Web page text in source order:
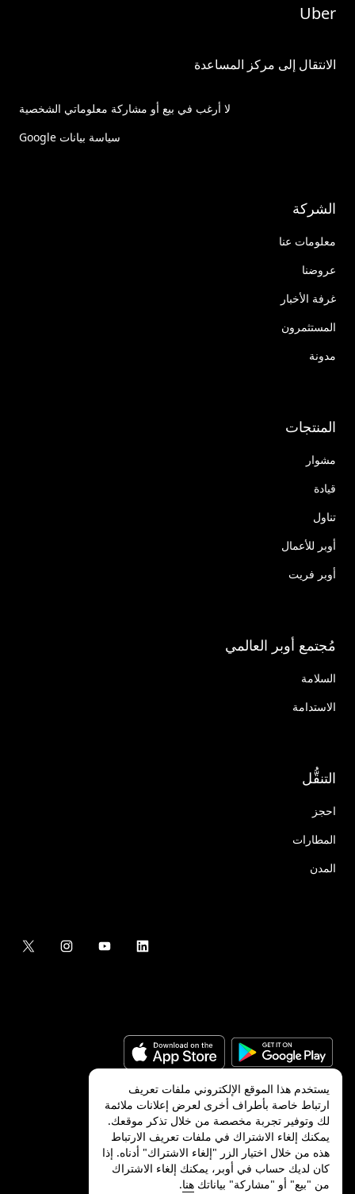
Uber
الانتقال إلى مركز المساعدة
لا أرغب في بيع أو مشاركة معلوماتي الشخصية
سياسة بيانات Google
الشركة
معلومات عنا
عروضنا
غرفة الأخبار
المستثمرون
مدونة
المنتجات
مشوار
قيادة
تناول
أوبر للأعمال
أوبر فريت
مُجتمع أوبر العالمي
السلامة
الاستدامة
التنقُّل
احجز
المطارات
المدن
©
2026شركة Uber Technologies, Inc.‎
يستخدم هذا الموقع الإلكتروني ملفات تعريف
ارتباط خاصة بأطراف أخرى لعرض إعلانات ملائمة
لك وتوفير تجربة مخصصة من خلال تذكر موقعك.
يمكنك إلغاء الاشتراك في ملفات تعريف الارتباط
هذه من خلال اختيار الزر "إلغاء الاشتراك" أدناه. إذا
كان لديك حساب في أوبر، يمكنك إلغاء الاشتراك
من "بيع" أو "مشاركة" بياناتك هنا.